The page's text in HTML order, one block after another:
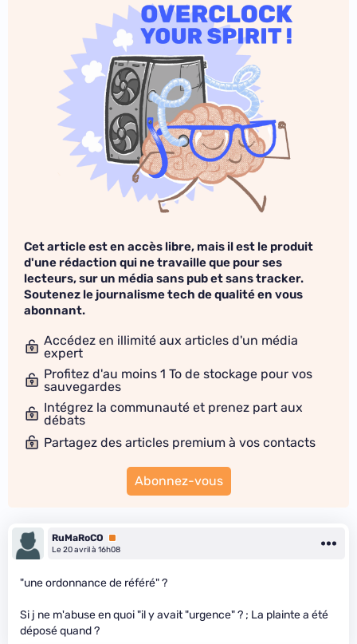
Cet article est en accès libre, mais il est le produit
d'une rédaction qui ne travaille que pour ses
lecteurs, sur un média sans pub et sans tracker.
Soutenez le journalisme tech de qualité en vous
abonnant.
Accédez en illimité aux articles d'un média
expert
Profitez d'au moins 1 To de stockage pour vos
sauvegardes
Intégrez la communauté et prenez part aux
débats
Partagez des articles premium à vos contacts
Abonnez-vous
RuMaRoCO
Premium
Le 20 avril à 16h08
"une ordonnance de référé" ?
Si j ne m'abuse en quoi "il y avait "urgence" ? ; La plainte a été
déposé quand ?